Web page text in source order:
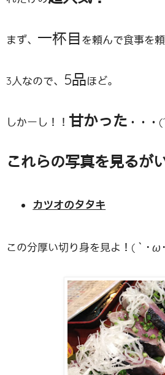
まず、 一杯目を頼んで食事を頼
3人なので、 5品ほど。
しかーし！！ 甘かった ・・・
これらの写真を見るが
カツオのタタキ
この分厚い切り身を見よ！(｀･ω